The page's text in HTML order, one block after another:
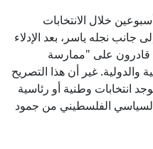
خلال الانتخابات
جانب نجله ياسر، بعد الإدلاء
قادرون على "ممارسة
والدولية. غير أن هذا التصريح
انتخابات وطنية أو رئاسية
السياسي الفلسطيني من جمود